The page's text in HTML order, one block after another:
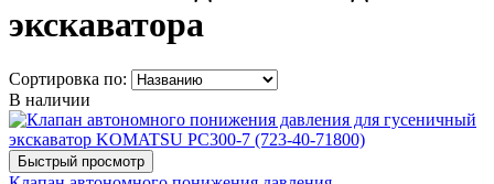
экскаватора
Сортировка по:
В наличии